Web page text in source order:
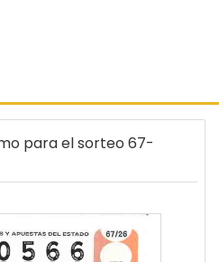
para el sorteo 67-